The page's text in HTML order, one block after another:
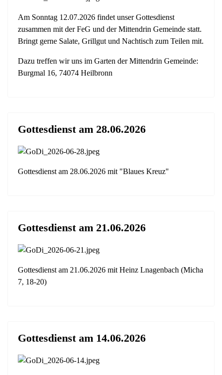
Am Sonntag 12.07.2026 findet unser Gottesdienst
zusammen mit der FeG und der Mittendrin Gemeinde statt.
Bringt gerne Salate, Grillgut und Nachtisch zum Teilen mit.
Dazu treffen wir uns im Garten der Mittendrin Gemeinde:
Burgmal 16, 74074 Heilbronn
Gottesdienst am 28.06.2026
Gottesdienst am 28.06.2026 mit "Blaues Kreuz"
Gottesdienst am 21.06.2026
Gottesdienst am 21.06.2026 mit Heinz Lnagenbach (Micha
7, 18-20)
Gottesdienst am 14.06.2026